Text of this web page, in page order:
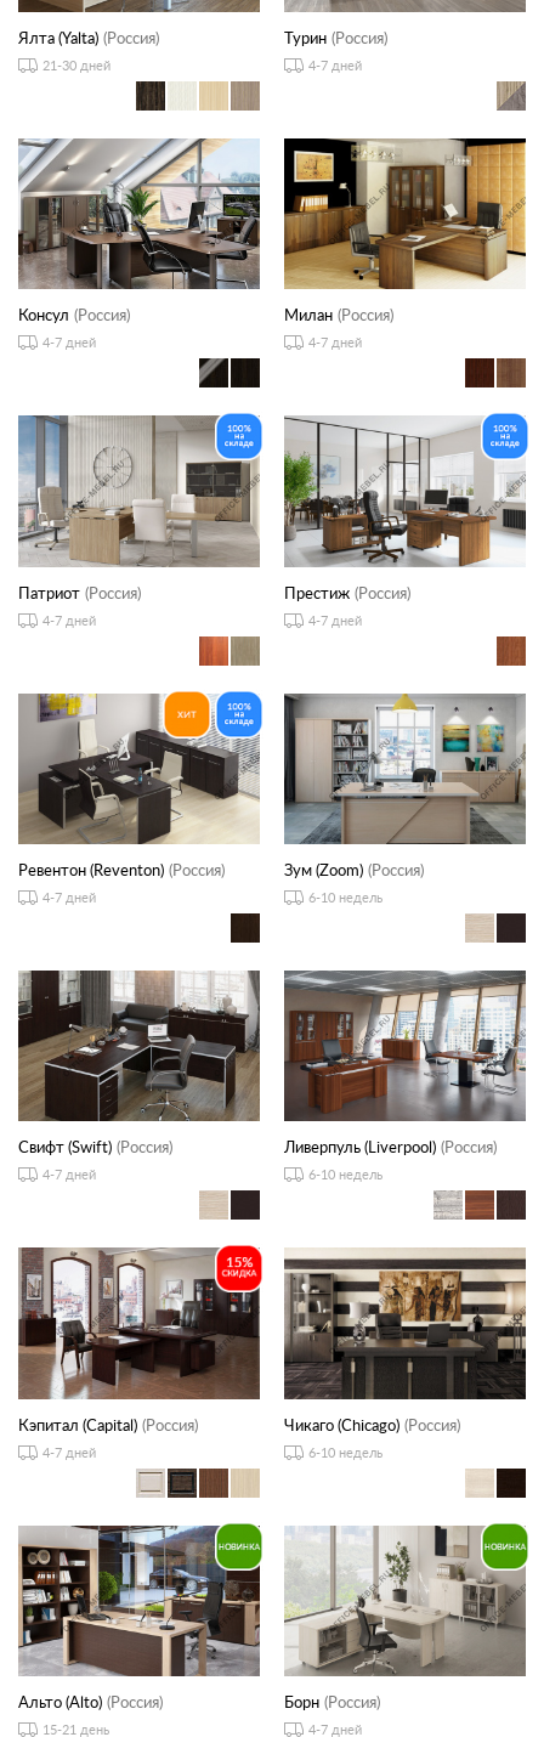
Ялта (Yalta) (Россия)
21-30 дней
Турин (Россия)
4-7 дней
Консул (Россия)
4-7 дней
Милан (Россия)
4-7 дней
Патриот (Россия)
4-7 дней
Престиж (Россия)
4-7 дней
Ревентон (Reventon) (Россия)
4-7 дней
Зум (Zoom) (Россия)
6-10 недель
Свифт (Swift) (Россия)
4-7 дней
Ливерпуль (Liverpool) (Россия)
6-10 недель
Кэпитал (Capital) (Россия)
4-7 дней
Чикаго (Chicago) (Россия)
6-10 недель
Альто (Alto) (Россия)
15-21 день
Борн (Россия)
4-7 дней